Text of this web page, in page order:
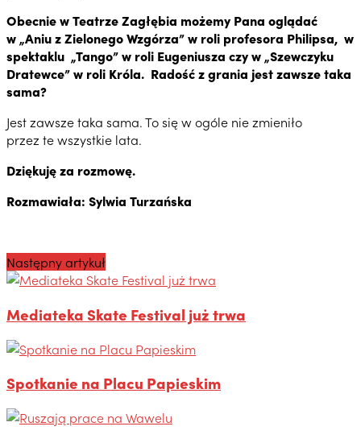
Obecnie w Teatrze Zagłębia możemy Pana oglądać
w „Aniu z Zielonego Wzgórza” w roli profesora Philipsa, w
spektaklu „Tango” w roli Eugeniusza czy w „Szewczyku
Dratewce” w roli Króla. Radość z grania jest zawsze taka
sama?
Jest zawsze taka sama. To się w ogóle nie zmieniło
przez te wszystkie lata.
Dziękuję za rozmowę.
Rozmawiała: Sylwia Turzańska
Następny artykuł
Mediateka Skate Festival już trwa
Spotkanie na Placu Papieskim